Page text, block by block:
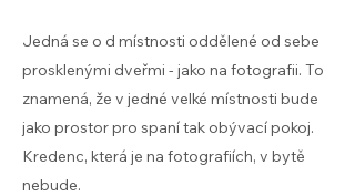
Jedná se o d místnosti oddělené od sebe
prosklenými dveřmi - jako na fotografii. To
znamená, že v jedné velké místnosti bude
jako prostor pro spaní tak obývací pokoj.
Kredenc, která je na fotografiích, v bytě
nebude.